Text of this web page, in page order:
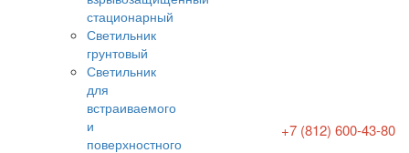
стационарный
Светильник
грунтовый
Светильник
для
встраиваемого
и
поверхностного
+7 (812) 600-43-80